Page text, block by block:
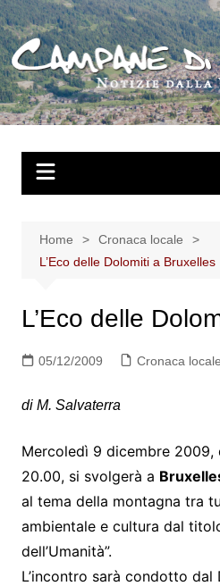
Salta
al
contenuto
Home
Cronaca locale
L’Eco delle Dolomiti a Bruxelles
L’Eco delle
05/12/2009 Cronaca locale
di M. Salvaterra
Mercoledì 9 dicembre 2009,
20.00, si svolgerà a
al tema della montagna tra
ambientale e cultura dal
dell’Umanità”.
L’incontro sarà condotto